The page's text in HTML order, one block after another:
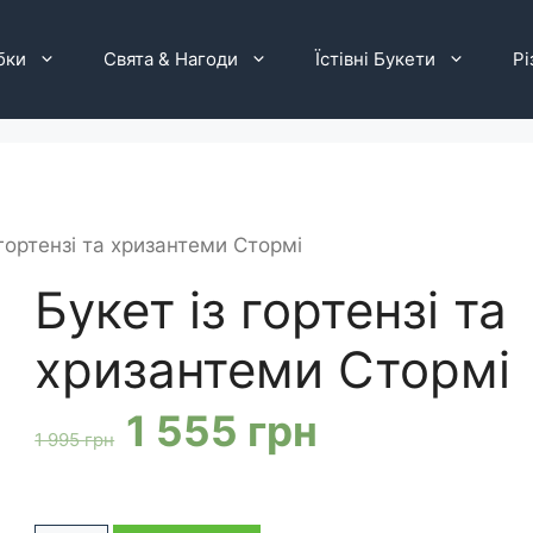
Свята & Нагоди Їстівні Букети
та хризантеми Стормі
Букет із гортензі та
хризантеми Стормі
1 995грн Оригінальна
1 555 грн